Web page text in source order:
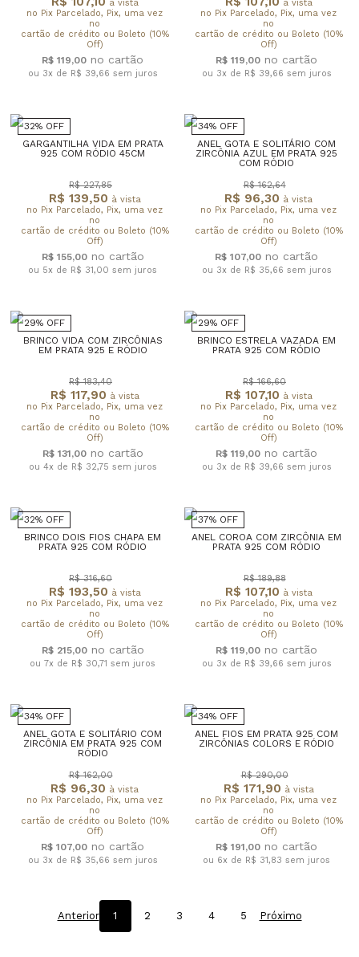
à vista
no Pix Parcelado, Pix, uma vez
no
cartão de crédito ou Boleto (10%
Off)
R$ 119,00
ou 3x de R$ 39,66 sem juros
à vista
no Pix Parcelado, Pix, uma vez
no
cartão de crédito ou Boleto (10%
Off)
R$ 119,00
ou 3x de R$ 39,66 sem juros
32% OFF
GARGANTILHA VIDA EM PRATA
925 COM RÓDIO 45CM
R$ 139,50 à vista
no Pix Parcelado, Pix, uma vez
no
cartão de crédito ou Boleto (10%
Off)
R$ 227,85
R$ 155,00
ou 5x de R$ 31,00 sem juros
34% OFF
ANEL GOTA E SOLITÁRIO COM
ZIRCÔNIA AZUL EM PRATA 925
COM RÓDIO
R$ 96,30 à vista
no Pix Parcelado, Pix, uma vez
no
cartão de crédito ou Boleto (10%
Off)
R$ 162,64
R$ 107,00
ou 3x de R$ 35,66 sem juros
29% OFF
BRINCO VIDA COM ZIRCÔNIAS
EM PRATA 925 E RÓDIO
R$ 117,90 à vista
no Pix Parcelado, Pix, uma vez
no
cartão de crédito ou Boleto (10%
Off)
R$ 183,40
R$ 131,00
ou 4x de R$ 32,75 sem juros
29% OFF
BRINCO ESTRELA VAZADA EM
PRATA 925 COM RÓDIO
R$ 107,10 à vista
no Pix Parcelado, Pix, uma vez
no
cartão de crédito ou Boleto (10%
Off)
R$ 166,60
R$ 119,00
ou 3x de R$ 39,66 sem juros
32% OFF
BRINCO DOIS FIOS CHAPA EM
PRATA 925 COM RÓDIO
R$ 193,50 à vista
no Pix Parcelado, Pix, uma vez
no
cartão de crédito ou Boleto (10%
Off)
R$ 316,60
R$ 215,00
ou 7x de R$ 30,71 sem juros
37% OFF
ANEL COROA COM ZIRCÔNIA EM
PRATA 925 COM RÓDIO
R$ 107,10 à vista
no Pix Parcelado, Pix, uma vez
no
cartão de crédito ou Boleto (10%
Off)
R$ 189,88
R$ 119,00
ou 3x de R$ 39,66 sem juros
34% OFF
ANEL GOTA E SOLITÁRIO COM
ZIRCÔNIA EM PRATA 925 COM
RÓDIO
R$ 96,30 à vista
no Pix Parcelado, Pix, uma vez
no
cartão de crédito ou Boleto (10%
Off)
R$ 162,00
R$ 107,00
ou 3x de R$ 35,66 sem juros
34% OFF
ANEL FIOS EM PRATA 925 COM
ZIRCÔNIAS COLORS E RÓDIO
R$ 171,90 à vista
no Pix Parcelado, Pix, uma vez
no
cartão de crédito ou Boleto (10%
Off)
R$ 290,00
R$ 191,00
ou 6x de R$ 31,83 sem juros
Anterior 1 2 3 4 5 Próximo